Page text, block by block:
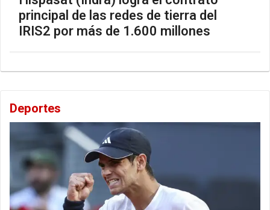
principal de las redes de tierra del
IRIS2 por más de 1.600 millones
Deportes